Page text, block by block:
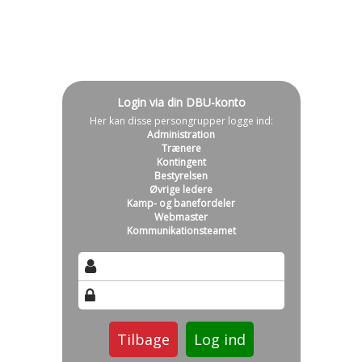
Login via din DBU-konto
Her kan disse persongrupper logge ind:
Administration
Trænere
Kontingent
Bestyrelsen
Øvrige ledere
Kamp- og banefordeler
Webmaster
Kommunikationsteamet
Tilbage